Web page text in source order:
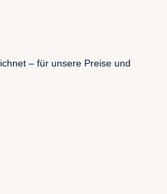
– für unsere Preise und